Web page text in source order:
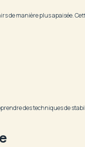
de manière plus apaisée.
des techniques de